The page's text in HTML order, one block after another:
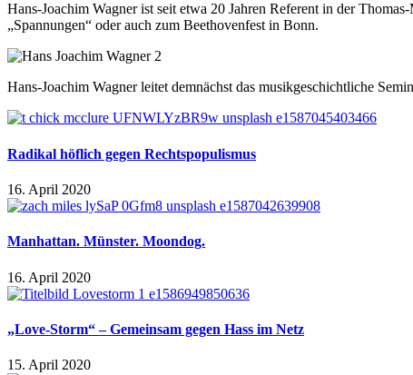
Hans-Joachim Wagner ist seit etwa 20 Jahren Referent in der
„Spannungen“ oder auch zum Beethovenfest in Bonn.
Hans-Joachim Wagner leitet demnächst das musikgeschichtliche
Radikal höflich gegen Rechtspopulismus
16. April 2020
Manhattan. Münster. Moondog.
16. April 2020
„Love-Storm“ – Gemeinsam gegen Hass im Netz
15. April 2020